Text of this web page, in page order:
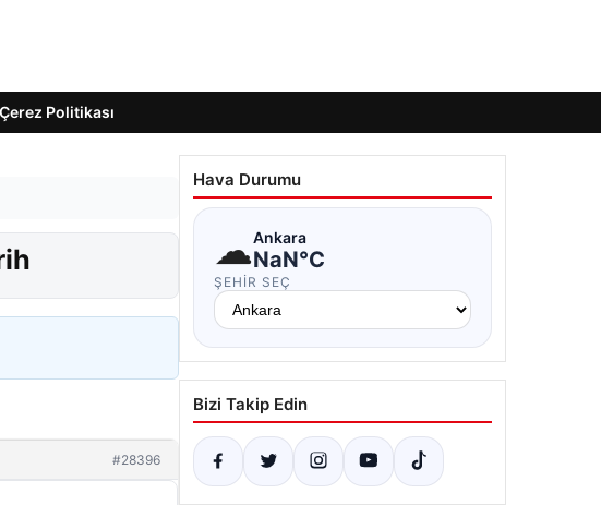
Çerez Politikası
#28396
Hava Durumu
☁Ankara
NaN°C
ŞEHIR SEÇ
Bizi Takip Edin